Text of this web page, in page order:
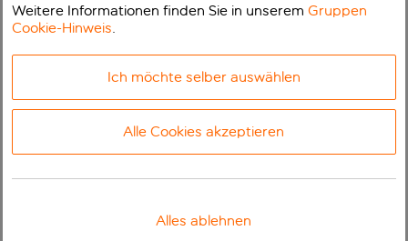
Weitere Informationen finden Sie in unseremGruppen
Cookie-Hinweis.
Ich möchte selber auswählen
Alle Cookies akzeptieren
Alles ablehnen